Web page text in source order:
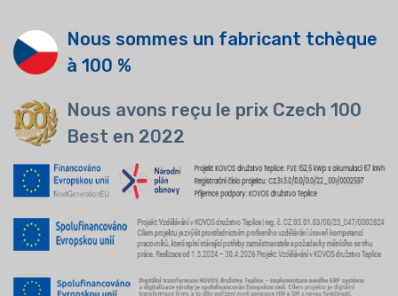
Nous sommes un fabricant tchèque
à 100 %
Nous avons reçu le prix Czech 100
Best en 2022